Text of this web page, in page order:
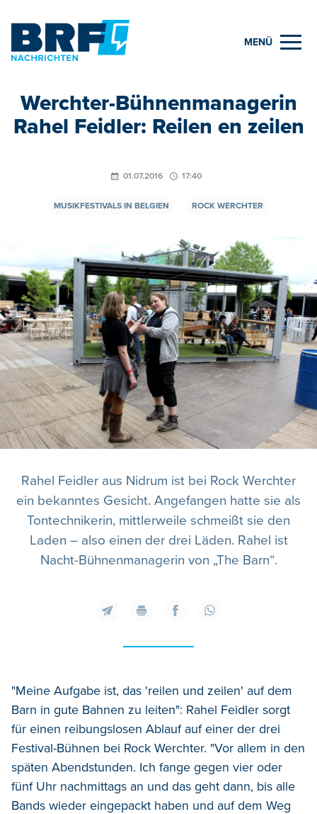
MENÜ
Werchter-Bühnenmanagerin
Rahel Feidler: Reilen en zeilen
01.07.2016 17:40
MUSIKFESTIVALS IN BELGIEN ROCK WERCHTER
Rahel Feidler aus Nidrum ist bei Rock Werchter
ein bekanntes Gesicht. Angefangen hatte sie als
Tontechnikerin, mittlerweile schmeißt sie den
Laden – also einen der drei Läden. Rahel ist
Nacht-Bühnenmanagerin von „The Barn“.
"Meine Aufgabe ist, das 'reilen und zeilen' auf dem
Barn in gute Bahnen zu leiten": Rahel Feidler sorgt
für einen reibungslosen Ablauf auf einer der drei
Festival-Bühnen bei Rock Werchter. "Vor allem in den
späten Abendstunden. Ich fange gegen vier oder
fünf Uhr nachmittags an und das geht dann, bis alle
Bands wieder eingepackt haben und auf dem Weg